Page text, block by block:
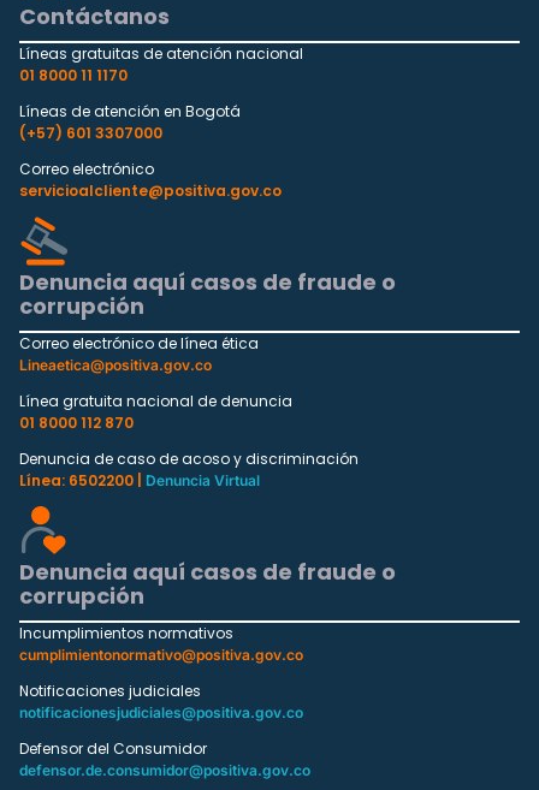
Contáctanos
Líneas gratuitas de atención nacional
01 8000 11 1170
Líneas de atención en Bogotá
(+57) 601 3307000
Correo electrónico
servicioalcliente@positiva.gov.co
Denuncia aquí casos de fraude o
corrupción
Correo electrónico de línea ética
Lineaetica@positiva.gov.co
Línea gratuita nacional de denuncia
01 8000 112 870
Denuncia de caso de acoso y discriminación
Línea: 6502200 |
Denuncia Virtual
Denuncia aquí casos de fraude o
corrupción
Incumplimientos normativos
cumplimientonormativo@positiva.gov.co
Notificaciones judiciales
notificacionesjudiciales@positiva.gov.co
Defensor del Consumidor
defensor.de.consumidor@positiva.gov.co